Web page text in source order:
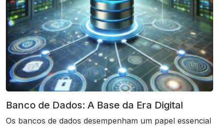
Banco de Dados: A Base da Era Digital
Os bancos de dados desempenham um papel essencial